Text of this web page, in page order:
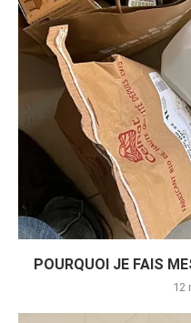
POURQUOI JE FAIS
12